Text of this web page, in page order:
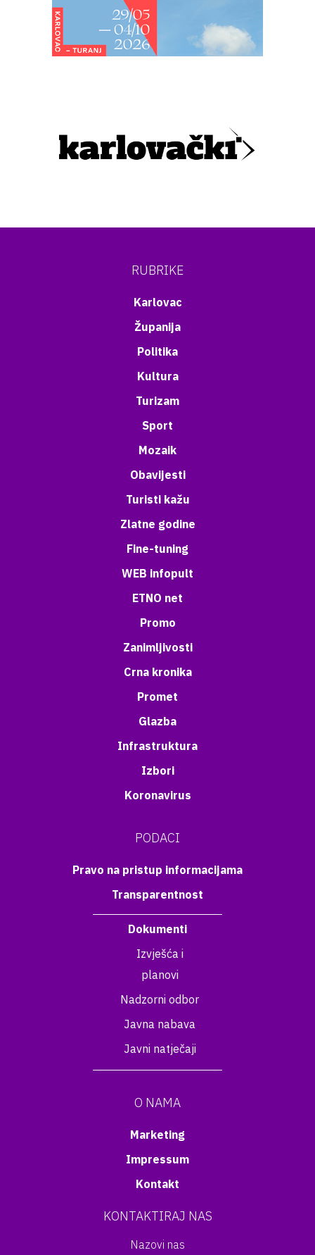
RUBRIKE
Karlovac
Županija
Politika
Kultura
Turizam
Sport
Mozaik
Obavijesti
Turisti kažu
Zlatne godine
Fine-tuning
WEB infopult
ETNO net
Promo
Zanimljivosti
Crna kronika
Promet
Glazba
Infrastruktura
Izbori
Koronavirus
PODACI
Pravo na pristup informacijama
Transparentnost
Dokumenti
Izvješća i
planovi
Nadzorni odbor
Javna nabava
Javni natječaji
O NAMA
Marketing
Impressum
Kontakt
KONTAKTIRAJ NAS
Nazovi nas